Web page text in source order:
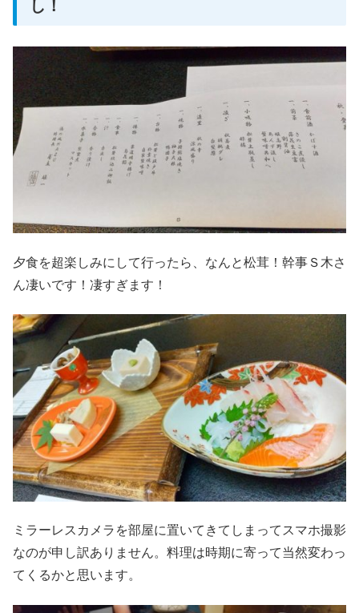
し！
夕食を超楽しみにして行ったら、なんと松茸！幹事Ｓ木さ
ん凄いです！凄すぎます！
ミラーレスカメラを部屋に置いてきてしまってスマホ撮影
なのが申し訳ありません。料理は時期に寄って当然変わっ
てくるかと思います。